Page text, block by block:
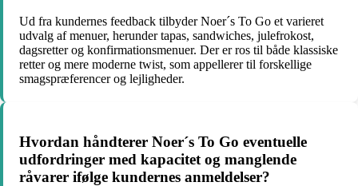
Ud fra kundernes feedback tilbyder Noer´s To Go et varieret
udvalg af menuer, herunder tapas, sandwiches, julefrokost,
dagsretter og konfirmationsmenuer. Der er ros til både klassiske
retter og mere moderne twist, som appellerer til forskellige
smagspræferencer og lejligheder.
Hvordan håndterer Noer´s To Go eventuelle
udfordringer med kapacitet og manglende
råvarer ifølge kundernes anmeldelser?